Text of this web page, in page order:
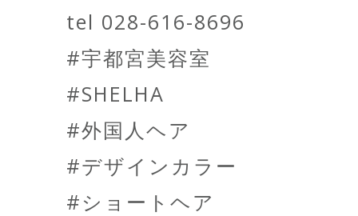
tel 028-616-8696
#宇都宮美容室
#SHELHA
#外国人ヘア
#デザインカラー
#ショートヘア